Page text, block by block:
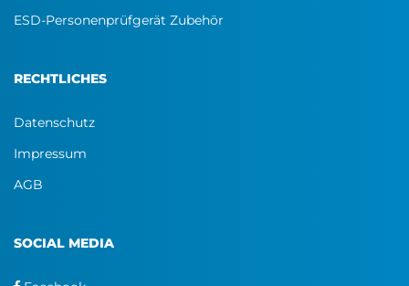
ESD-Personenprüfgerät Zubehör
RECHTLICHES
Datenschutz
Impressum
AGB
SOCIAL MEDIA